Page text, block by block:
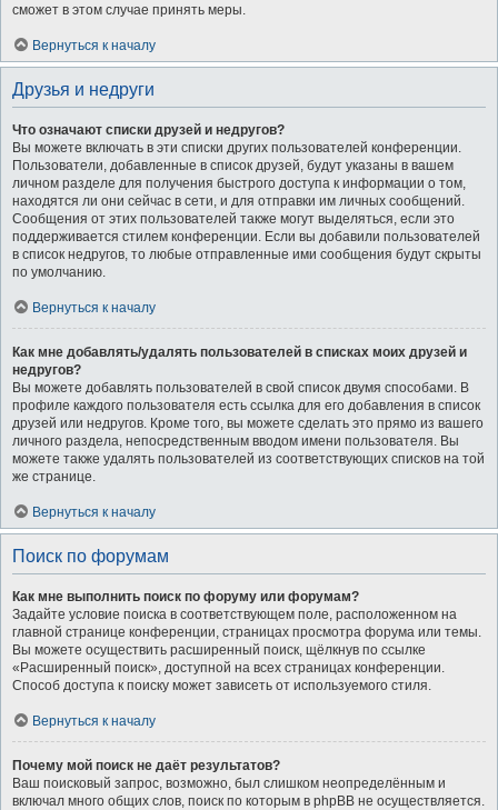
сможет в этом случае принять меры.
Вернуться к началу
Друзья и недруги
Что означают списки друзей и недругов?
Вы можете включать в эти списки других пользователей конференции.
Пользователи, добавленные в список друзей, будут указаны в вашем
личном разделе для получения быстрого доступа к информации о том,
находятся ли они сейчас в сети, и для отправки им личных сообщений.
Сообщения от этих пользователей также могут выделяться, если это
поддерживается стилем конференции. Если вы добавили пользователей
в список недругов, то любые отправленные ими сообщения будут скрыты
по умолчанию.
Вернуться к началу
Как мне добавлять/удалять пользователей в списках моих друзей и
недругов?
Вы можете добавлять пользователей в свой список двумя способами. В
профиле каждого пользователя есть ссылка для его добавления в список
друзей или недругов. Кроме того, вы можете сделать это прямо из вашего
личного раздела, непосредственным вводом имени пользователя. Вы
можете также удалять пользователей из соответствующих списков на той
же странице.
Вернуться к началу
Поиск по форумам
Как мне выполнить поиск по форуму или форумам?
Задайте условие поиска в соответствующем поле, расположенном на
главной странице конференции, страницах просмотра форума или темы.
Вы можете осуществить расширенный поиск, щёлкнув по ссылке
«Расширенный поиск», доступной на всех страницах конференции.
Способ доступа к поиску может зависеть от используемого стиля.
Вернуться к началу
Почему мой поиск не даёт результатов?
Ваш поисковый запрос, возможно, был слишком неопределённым и
включал много общих слов, поиск по которым в phpBB не осуществляется.